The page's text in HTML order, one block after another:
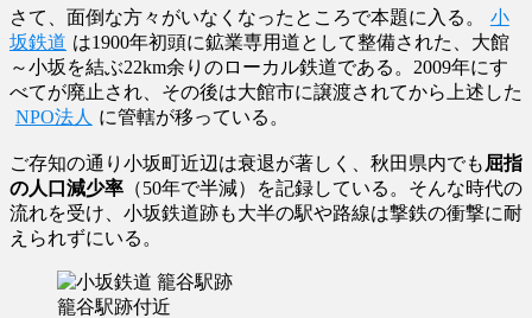
さて、面倒な方々がいなくなったところで本題に入る。
小
坂鉄道 は1900年初頭に鉱業専用道として整備された、大館
～小坂を結ぶ22km余りのローカル鉄道である。2009年にす
べてが廃止され、その後は大館市に譲渡されてから上述した
NPO法人 に管轄が移っている。
ご存知の通り小坂町近辺は衰退が著しく、秋田県内でも 屈指
の人口減少率 （50年で半減）を記録している。そんな時代の
流れを受け、小坂鉄道跡も大半の駅や路線は撃鉄の衝撃に耐
えられずにいる。
籠谷駅跡付近